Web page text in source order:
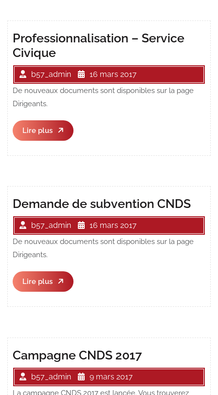
Professionnalisation – Service
Civique
b57_admin 16 mars 2017
De nouveaux documents sont disponibles sur la page
Dirigeants.
Lire plus
Lire
plus
Demande de subvention CNDS
b57_admin 16 mars 2017
De nouveaux documents sont disponibles sur la page
Dirigeants.
Lire plus
Lire
plus
Campagne CNDS 2017
b57_admin 9 mars 2017
La campagne CNDS 2017 est lancée. Vous trouverez